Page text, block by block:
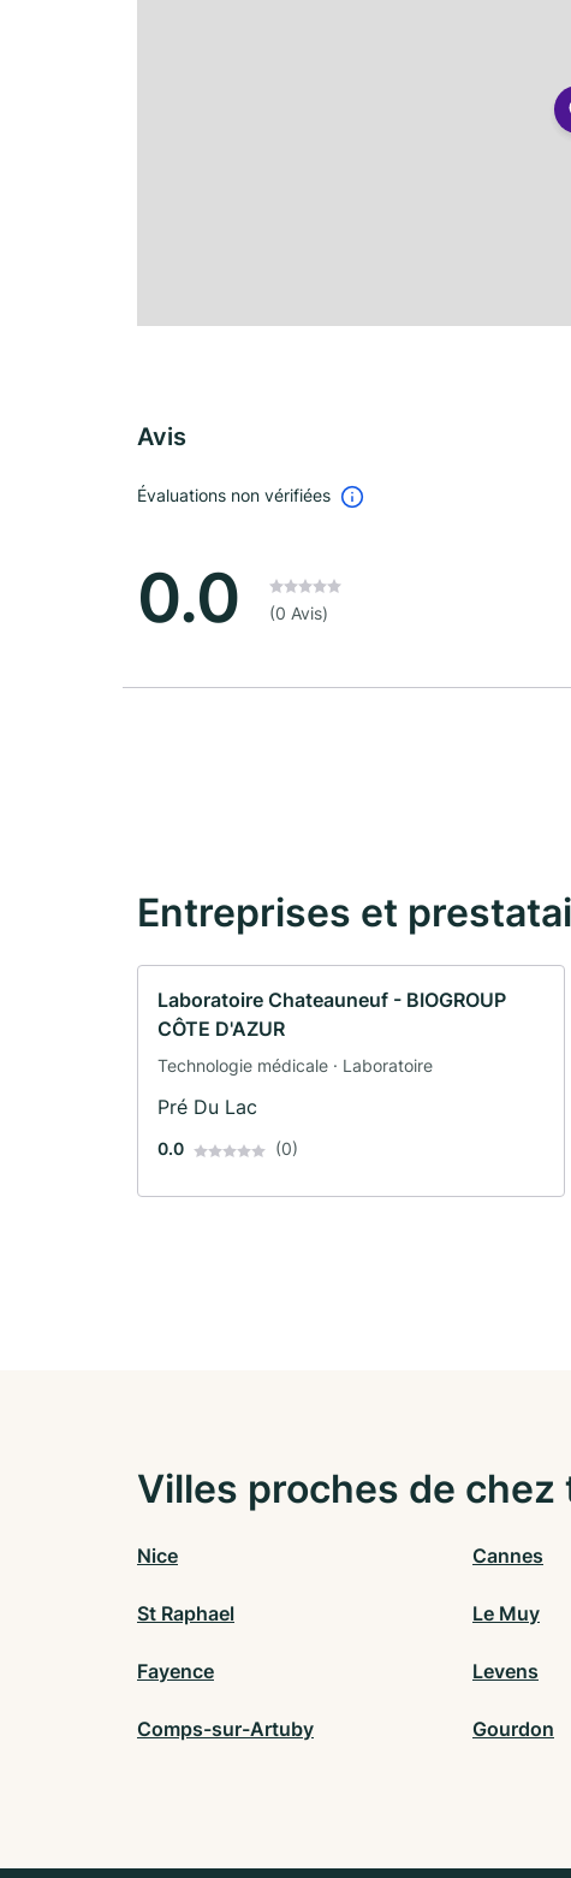
Avis
Évaluations non vérifiées
0.0 (0 Avis)
Entreprises et
Laboratoire Chateauneuf - BIOGROUP
CÔTE D'AZUR
Technologie médicale · Laboratoire
Pré Du Lac
0.0 (0)
Villes proches de chez
Nice Cannes
St Raphael Le Muy
Fayence Levens
Comps-sur-Artuby Gourdon